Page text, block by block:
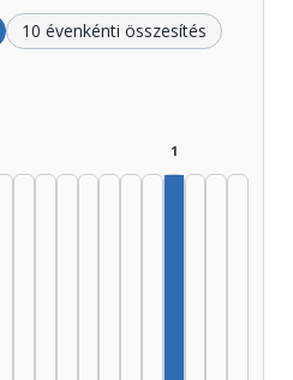
10 évenkénti összesítés
1